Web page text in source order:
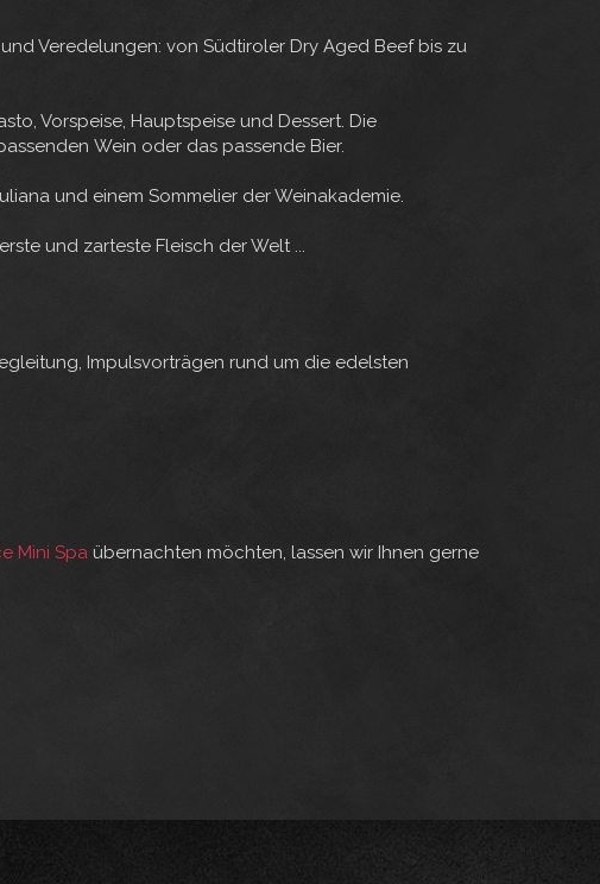
Veredelungen: von Südtiroler Dry Aged Beef bis zu
Vorspeise, Hauptspeise und Dessert. Die
Wein oder das passende Bier.
und einem Sommelier der Weinakademie.
und zarteste Fleisch der Welt ...
Impulsvorträgen rund um die edelsten
Mini Spa übernachten möchten, lassen wir Ihnen gerne